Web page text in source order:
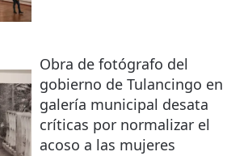
Obra de fotógrafo del
gobierno de Tulancingo en
galería municipal desata
críticas por normalizar el
acoso a las mujeres